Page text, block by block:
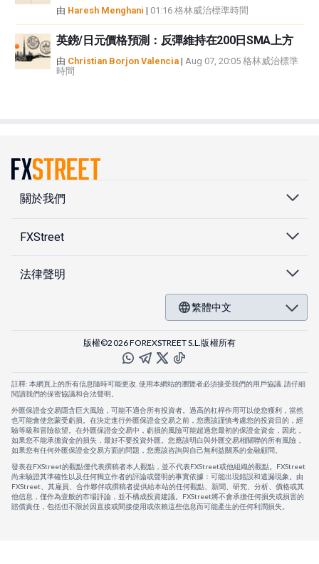
由 Haresh Menghani | 01:16 格林威治標準時間
英鎊/日元價格預測：反彈維持在200日SMA上方
由 Christian Borjon Valencia | Aug 07, 20:05 格林威治標準
時間
關於我們
FXStreet
法律聲明
繁體中文
版權©2026 FOREXSTREET S.L.版權所有
註釋: 本網頁上的所有信息隨時可能更改. 使用本網站的瀏覽者必須接受我們的用戶協議. 請仔細
閱讀我們的保密協議和合法聲明。
外匯保證金交易隱含巨大風險，可能不適合所有投資者。過高的杠桿作用可以使您獲利，當然
也可能會使您蒙受虧損。在決定進行外匯保證金交易之前，您應該謹慎考慮您的投資目的，經
驗等級和冒險欲望。在外匯保證金交易中，虧損的風險可能超過您最初的保證金資金，因此，
如果您不能承擔資金的損失，最好不要投資外匯。您應該明白與外匯交易相關聯的所有風險，
如果您有任何外匯保證金交易方面的問題，您應該咨詢與自己無利益關系的金融顧問。
發表在FXStreet的觀點僅代表撰稿者本人觀點，並不代表FXStreet或他組織的觀點。FXStreet
尚未驗證其準確性以及任何獨立作者的評論或聲明的事實依據：可能出現錯誤和遺漏現象。由
FXStreet、其雇員、合作夥伴或撰稿者提供給本站的任何觀點、新聞、研究、分析、價格或其
他信息，僅作為壹般的市場評論，並不構成投資建議。FXStreet將不會承擔任何損失或損害的
賠償責任，包括但不限於因直接或間接使用或依賴這些信息而可能產生的任何利潤損失。